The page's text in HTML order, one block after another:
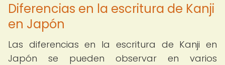
Diferencias en la escritura de Kanji
en Japón
Las diferencias en la escritura de Kanji en
Japón se pueden observar en varios